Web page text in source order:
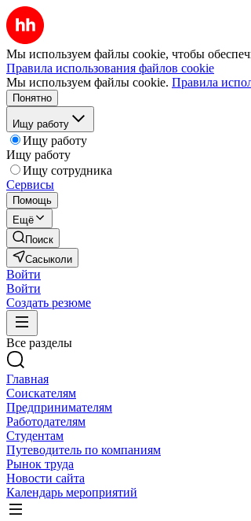
Мы используем файлы cookie, чтобы
Правила использования файлов cookie
Мы используем файлы cookie. Правила
Понятно
Ищу работу
Ищу работу
Ищу работу
Ищу сотрудника
Сервисы
Помощь
Ещё
Поиск
Сасыколи
Войти
Войти
Создать резюме
Все разделы
Главная
Соискателям
Предпринимателям
Работодателям
Студентам
Путеводитель по компаниям
Рынок труда
Новости сайта
Календарь мероприятий